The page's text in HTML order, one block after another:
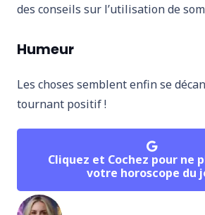
des conseils sur l’utilisation de
Humeur
Les choses semblent enfin se
tournant positif !
Cliquez et Cochez pour ne
votre horoscope du